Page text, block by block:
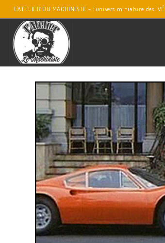
L'ATELIER DU MACHINISTE - l'univers miniature des